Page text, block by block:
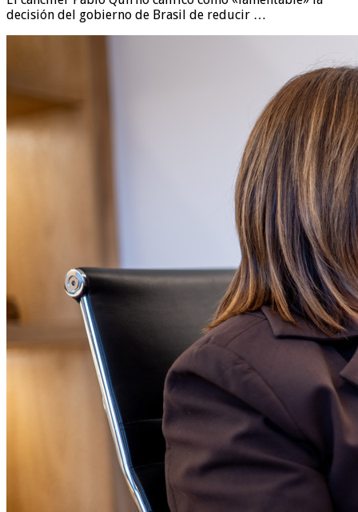
decisión del gobierno de Brasil de reducir …